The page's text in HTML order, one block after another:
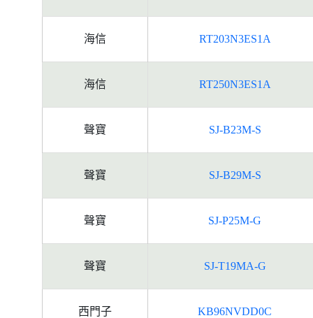
海信 RT203N3ES1A
海信 RT250N3ES1A
聲寶 SJ-B23M-S
聲寶 SJ-B29M-S
聲寶 SJ-P25M-G
聲寶 SJ-T19MA-G
西門子 KB96NVDD0C